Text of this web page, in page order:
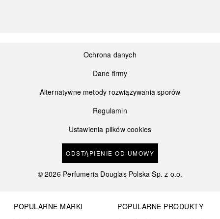
Ochrona danych
Dane firmy
Alternatywne metody rozwiązywania sporów
Regulamin
Ustawienia plików cookies
ODSTĄPIENIE OD UMOWY
©2026 Perfumeria Douglas Polska Sp. z o.o.
POPULARNE MARKI
POPULARNE PRODUKTY